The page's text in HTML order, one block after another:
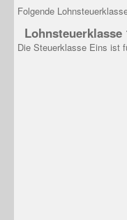
Folgende
Lohnsteuerklasse
Die Steuerklasse Eins ist